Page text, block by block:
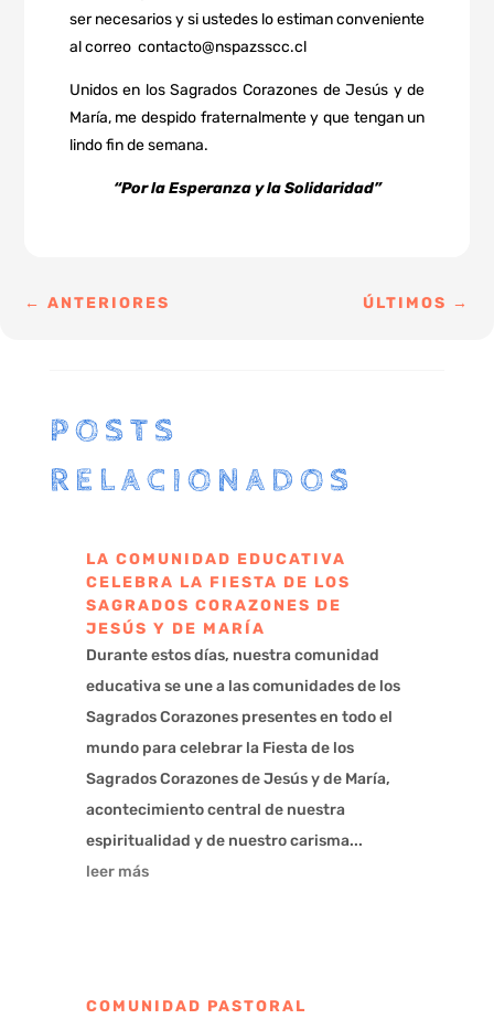
ser necesarios y si ustedes lo estiman conveniente
al correo contacto@nspazsscc.cl
Unidos en los Sagrados Corazones de Jesús y de
María, me despido fraternalmente y que tengan un
lindo fin de semana.
“Por la Esperanza y la Solidaridad”
←ANTERIORES ÚLTIMOS →
POSTS
RELACIONADOS
LA COMUNIDAD EDUCATIVA
CELEBRA LA FIESTA DE LOS
SAGRADOS CORAZONES DE
JESÚS Y DE MARÍA
Durante estos días, nuestra comunidad
educativa se une a las comunidades de los
Sagrados Corazones presentes en todo el
mundo para celebrar la Fiesta de los
Sagrados Corazones de Jesús y de María,
acontecimiento central de nuestra
espiritualidad y de nuestro carisma...
leer más
COMUNIDAD PASTORAL